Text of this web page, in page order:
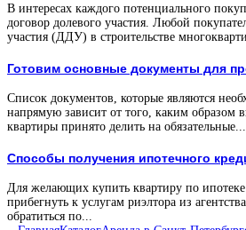
В интересах каждого потенциального
договор долевого участия. Любой
участия (ДДУ) в строительстве
Готовим основные документы для
Список документов, которые являются
напрямую зависит от того, каким образом
квартиры принято делить на обязательные...
Способы получения ипотечного
Для желающих купить квартиру по
прибегнуть к услугам риэлтора из
обратиться по...